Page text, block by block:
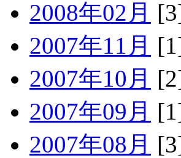
2008年02月
2007年11月
2007年10月
2007年09月
2007年08月